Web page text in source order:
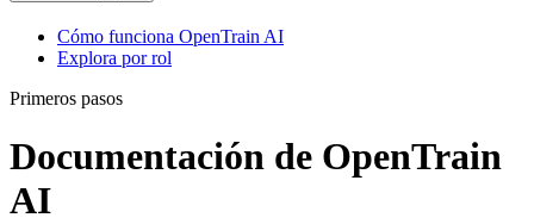
Cómo funciona OpenTrain AI
Explora por rol
Primeros pasos
Documentación de OpenTrain
AI